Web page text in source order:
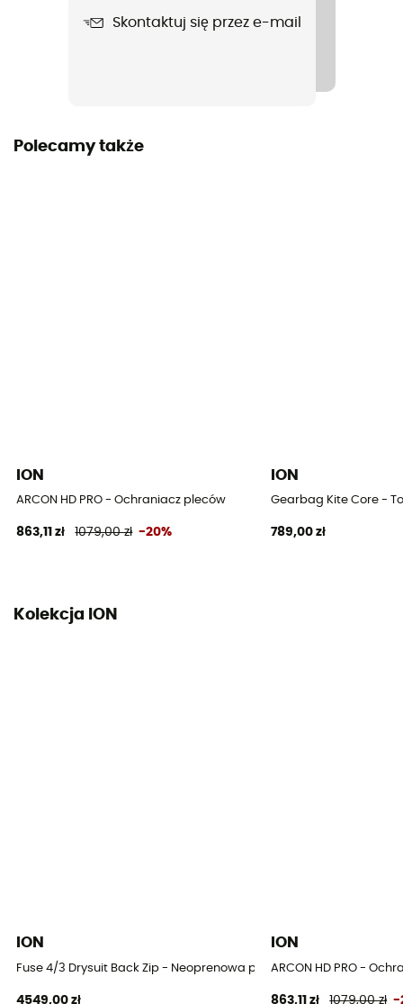
Materiały
Całkowicie wodoodporne szwy
Skontaktuj się przez e-mail
Polecamy także
ION
ARCON HD PRO - Ochraniacz pleców
863,11 zł 1079,00 zł -20%
ION
Gearbag Kite Core -
789,00 zł
Kolekcja ION
ION
Fuse 4/3 Drysuit Back Zip - Neoprenowa pianka do pływania
4549,00 zł
ION
ARCON HD PRO -
863,11 zł 1079,00 zł -